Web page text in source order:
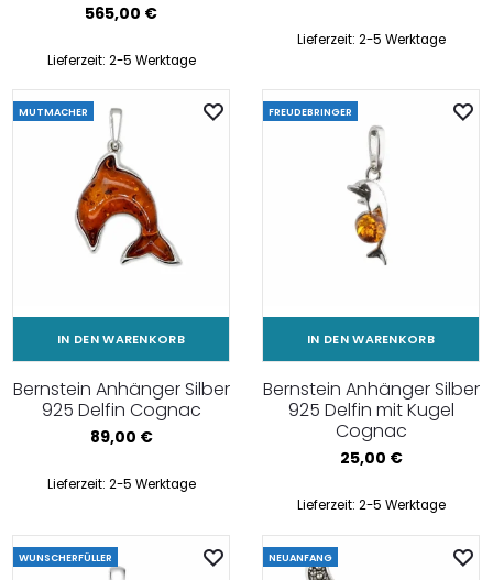
565,00 €
Lieferzeit: 2-5 Werktage
Lieferzeit: 2-5 Werktage
MUTMACHER
IN DEN WARENKORB
Bernstein Anhänger Silber
925 Delfin Cognac
89,00 €
Lieferzeit: 2-5 Werktage
FREUDEBRINGER
IN DEN WARENKORB
Bernstein Anhänger Silber
925 Delfin mit Kugel
Cognac
25,00 €
Lieferzeit: 2-5 Werktage
WUNSCHERFÜLLER NEUANFANG